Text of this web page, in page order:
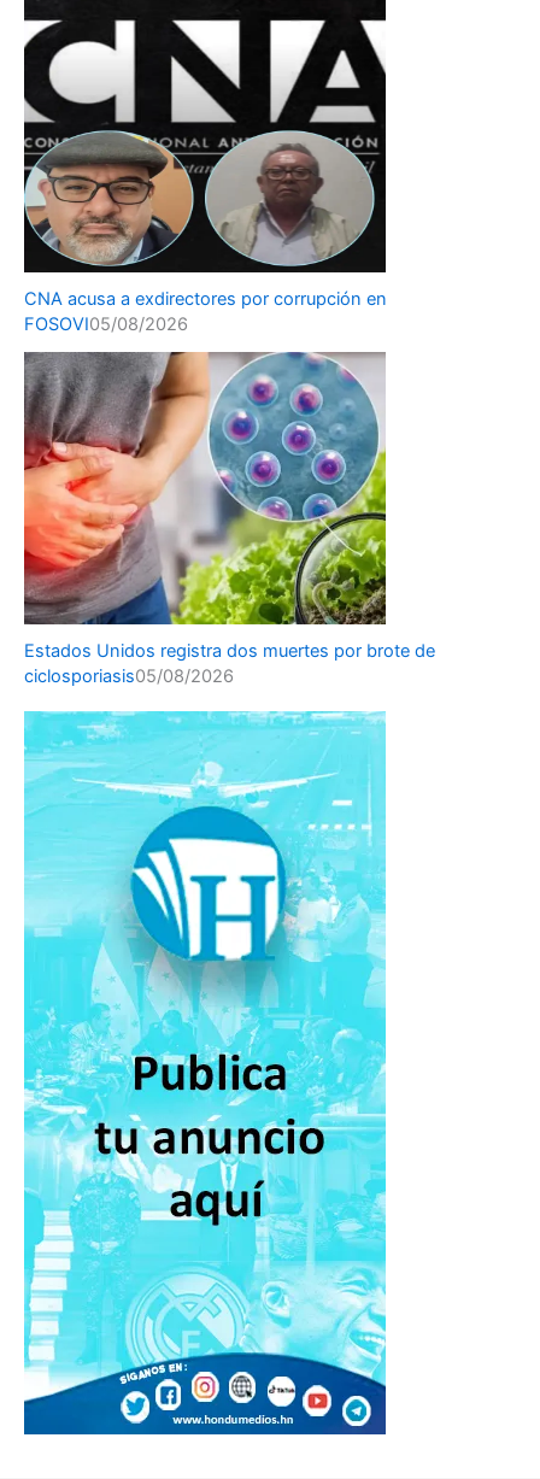
CNA acusa a exdirectores por corrupción en
FOSOVI05/08/2026
Estados Unidos registra dos muertes por brote de
ciclosporiasis05/08/2026